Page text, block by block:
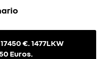
€. 1477LKW
Euros.